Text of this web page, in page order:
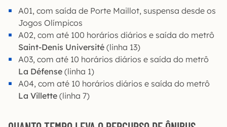
A01, com saída de Porte Maillot, suspensa desde os
Jogos Olímpicos
A02, com até 100 horários diários e saída do metrô
Saint-Denis Université (linha 13)
A03, com até 10 horários diários e saída do metrô
La Défense (linha 1)
A04, com até 10 horários diários e saída do metrô
La Villette (linha 7)